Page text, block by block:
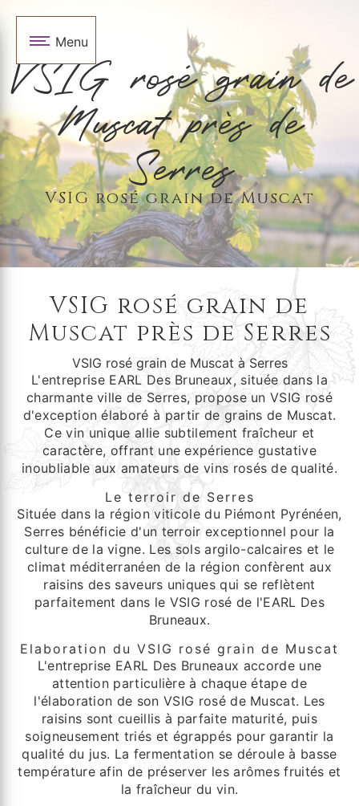
Menu
VSIG rosé grain de
Muscat près de
Serres
VSIG rosé grain de Muscat
VSIG rosé grain de
Muscat près de Serres
VSIG rosé grain de Muscat à Serres
L'entreprise EARL Des Bruneaux, située dans la
charmante ville de Serres, propose un VSIG rosé
d'exception élaboré à partir de grains de Muscat.
Ce vin unique allie subtilement fraîcheur et
caractère, offrant une expérience gustative
inoubliable aux amateurs de vins rosés de qualité.
Le terroir de Serres
Située dans la région viticole du Piémont Pyrénéen,
Serres bénéficie d'un terroir exceptionnel pour la
culture de la vigne. Les sols argilo-calcaires et le
climat méditerranéen de la région confèrent aux
raisins des saveurs uniques qui se reflètent
parfaitement dans le VSIG rosé de l'EARL Des
Bruneaux.
Elaboration du VSIG rosé grain de Muscat
L'entreprise EARL Des Bruneaux accorde une
attention particulière à chaque étape de
l'élaboration de son VSIG rosé de Muscat. Les
raisins sont cueillis à parfaite maturité, puis
soigneusement triés et égrappés pour garantir la
qualité du jus. La fermentation se déroule à basse
température afin de préserver les arômes fruités et
la fraîcheur du vin.